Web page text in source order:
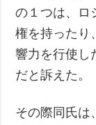
の１つは、ロ
権を持ったり
響力を行使し
だと訴えた。
その際同氏は